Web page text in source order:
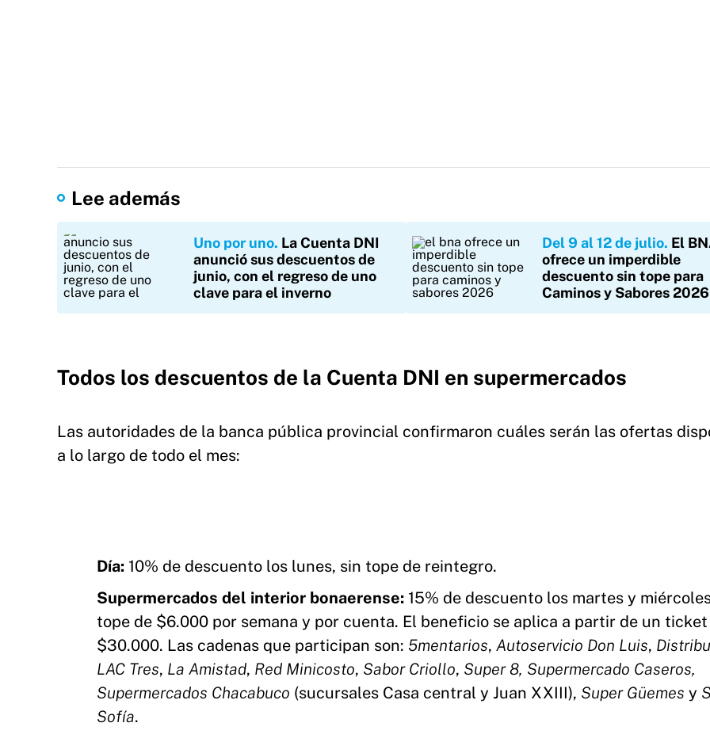
Lee además
Uno por uno La Cuenta DNI
anunció sus descuentos de
junio, con el regreso de uno
clave para el inverno
Del 9 al 12 de julio El
ofrece un imperdible
descuento sin tope para
Caminos y Sabores 2026
Todos los descuentos de la Cuenta DNI en supermercados
Las autoridades de la banca pública provincial confirmaron cuáles serán las ofertas
a lo largo de todo el mes:
Día: 10% de descuento los lunes, sin tope de reintegro.
Supermercados del interior bonaerense: 15% de descuento los martes y
tope de $6.000 por semana y por cuenta. El beneficio se aplica a partir de un
$30.000. Las cadenas que participan son: 5mentarios, Autoservicio Don Luis,
LAC Tres, La Amistad, Red Minicosto, Sabor Criollo, Super 8, Supermercado Caseros,
Supermercados Chacabuco (sucursales Casa central y Juan XXIII), Super Güemes y
Sofía.